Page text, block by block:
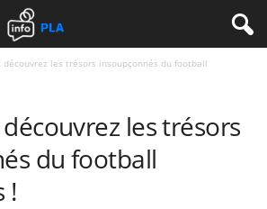
découvrez les trésors insoupçonnés du football
les trésors
du football
!